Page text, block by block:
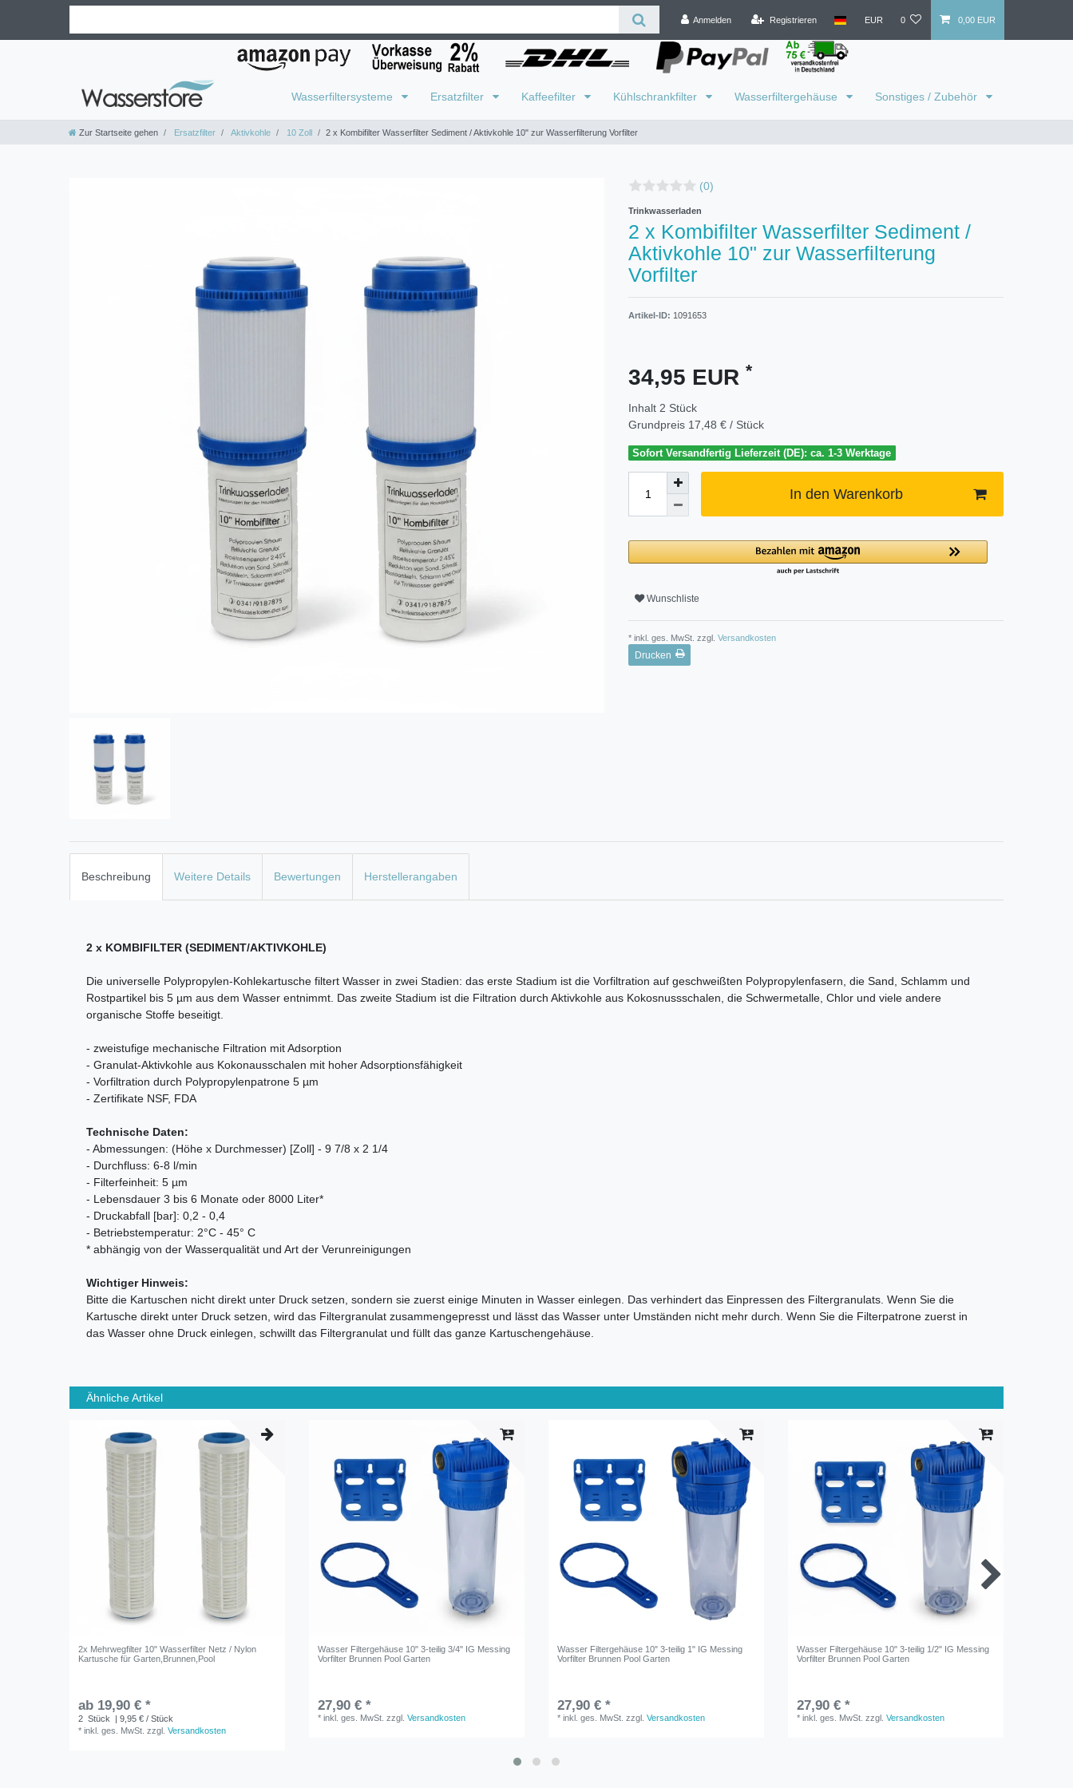
Anmelden Registrieren EUR 0 0,00 EUR
Wasserfiltersysteme Ersatzfilter Kaffeefilter Kühlschrankfilter Wasserfiltergehäuse Sonstiges / Zubehör
Zur Startseite gehen Ersatzfilter Aktivkohle 10 Zoll 2 x Kombifilter Wasserfilter Sediment / Aktivkohle 10" zur Wasserfilterung Vorfilter
(0)
Trinkwasserladen
2 x Kombifilter Wasserfilter Sediment /
Aktivkohle 10" zur Wasserfilterung
Vorfilter
Artikel-ID: 1091653
34,95 EUR *
Inhalt 2 Stück
Grundpreis 17,48 € / Stück
Sofort Versandfertig Lieferzeit (DE): ca. 1-3 Werktage
In den Warenkorb
Wunschliste
* inkl. ges. MwSt. zzgl. Versandkosten
Drucken
Beschreibung Weitere Details Bewertungen Herstellerangaben
2 x KOMBIFILTER (SEDIMENT/AKTIVKOHLE)
Die universelle Polypropylen-Kohlekartusche filtert Wasser in zwei Stadien: das erste Stadium ist die Vorfiltration auf geschweißten Polypropylenfasern, die Sand, Schlamm und
Rostpartikel bis 5 µm aus dem Wasser entnimmt. Das zweite Stadium ist die Filtration durch Aktivkohle aus Kokosnussschalen, die Schwermetalle, Chlor und viele andere
organische Stoffe beseitigt.
- zweistufige mechanische Filtration mit Adsorption
- Granulat-Aktivkohle aus Kokonausschalen mit hoher Adsorptionsfähigkeit
- Vorfiltration durch Polypropylenpatrone 5 µm
- Zertifikate NSF, FDA
Technische Daten:
- Abmessungen: (Höhe x Durchmesser) [Zoll] - 9 7/8 x 2 1/4
- Durchfluss: 6-8 l/min
- Filterfeinheit: 5 µm
- Lebensdauer 3 bis 6 Monate oder 8000 Liter*
- Druckabfall [bar]: 0,2 - 0,4
- Betriebstemperatur: 2°C - 45° C
* abhängig von der Wasserqualität und Art der Verunreinigungen
Wichtiger Hinweis:
Bitte die Kartuschen nicht direkt unter Druck setzen, sondern sie zuerst einige Minuten in Wasser einlegen. Das verhindert das Einpressen des Filtergranulats. Wenn Sie die
Kartusche direkt unter Druck setzen, wird das Filtergranulat zusammengepresst und lässt das Wasser unter Umständen nicht mehr durch. Wenn Sie die Filterpatrone zuerst in
das Wasser ohne Druck einlegen, schwillt das Filtergranulat und füllt das ganze Kartuschengehäuse.
Ähnliche Artikel
2x Mehrwegfilter 10" Wasserfilter Netz / Nylon
Kartusche für Garten,Brunnen,Pool
ab 19,90 € *
2 Stück
| 9,95 € / Stück
*inkl. ges. MwSt. zzgl.Versandkosten
Wasser Filtergehäuse 10" 3-teilig 3/4" IG Messing
Vorfilter Brunnen Pool Garten
27,90 € *
*inkl. ges. MwSt. zzgl.Versandkosten
Wasser Filtergehäuse 10" 3-teilig 1" IG Messing
Vorfilter Brunnen Pool Garten
27,90 € *
*inkl. ges. MwSt. zzgl.Versandkosten
Wasser Filtergehäuse 10" 3-teilig 1/2" IG Messing
Vorfilter Brunnen Pool Garten
27,90 € *
*inkl. ges. MwSt. zzgl.Versandkosten